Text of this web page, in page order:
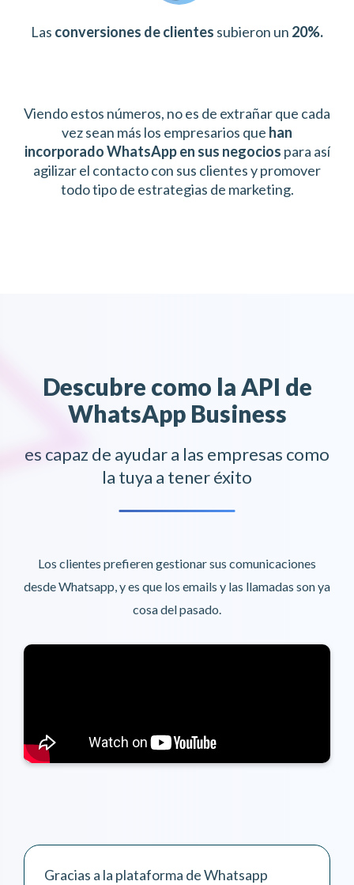
Las conversiones de clientes subieron un 20%.
Viendo estos números, no es de extrañar que cada
vez sean más los empresarios que han
incorporado WhatsApp en sus negocios para así
agilizar el contacto con sus clientes y promover
todo tipo de estrategias de marketing.
Descubre como la API de
WhatsApp Business
es capaz de ayudar a las empresas como
la tuya a tener éxito
Los clientes prefieren gestionar sus comunicaciones
desde Whatsapp, y es que los emails y las llamadas son ya
cosa del pasado.
Gracias a la plataforma de Whatsapp